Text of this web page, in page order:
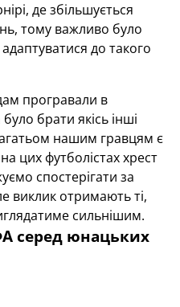
де збільшується
тому важливо було
до такого
програвали в
брати якісь інші
нашим гравцям є
цих футболістах хрест
спостерігати за
виклик отримають ті,
сильнішим.
серед юнацьких